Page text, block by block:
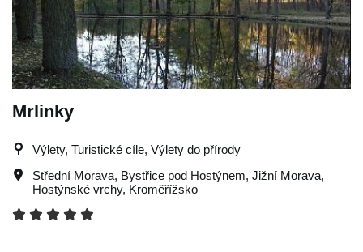
Mrlinky
Výlety, Turistické cíle, Výlety do přírody
Střední Morava, Bystřice pod Hostýnem, Jižní Morava,
Hostýnské vrchy, Kroměřížsko